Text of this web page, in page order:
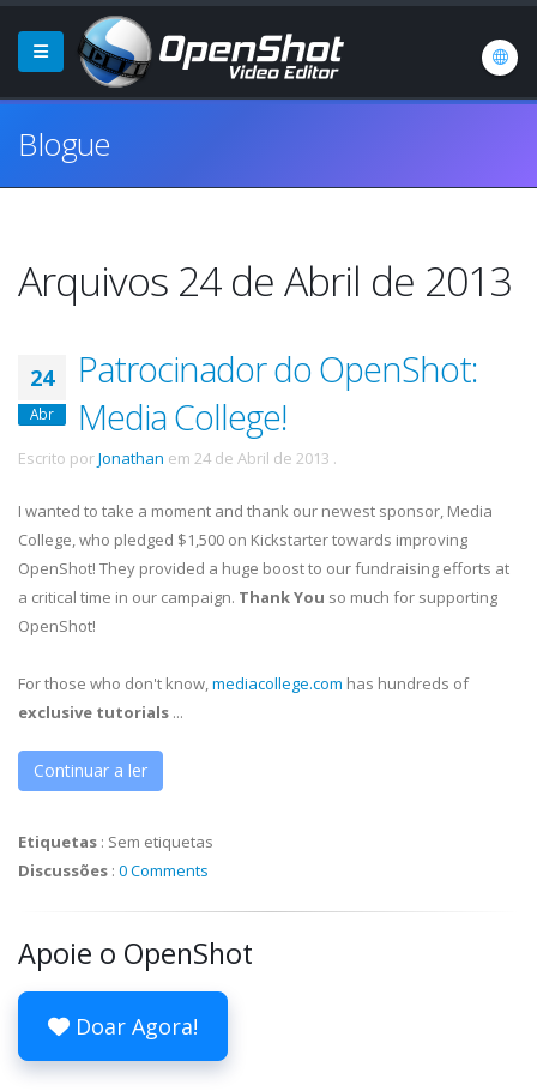
Blogue
Arquivos 24 de Abril de 2013
24
Abr
Patrocinador do OpenShot:
Media College!
Escrito porJonathan em 24 de Abril de 2013 .
I wanted to take a moment and thank our newest sponsor, Media
College, who pledged $1,500 on Kickstarter towards improving
OpenShot! They provided a huge boost to our fundraising efforts at
a critical time in our campaign. Thank You so much for supporting
OpenShot!
For those who don't know,mediacollege.com has hundreds of
exclusive tutorials ...
Continuar a ler
Etiquetas : Sem etiquetas
Discussões : 0 Comments
Apoie o OpenShot
Doar Agora!